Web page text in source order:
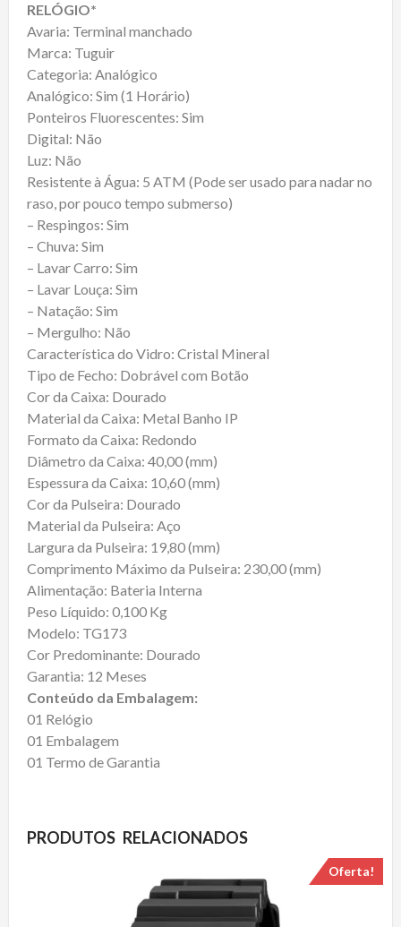
RELÓGIO*
Avaria: Terminal manchado
Marca: Tuguir
Categoria: Analógico
Analógico: Sim (1 Horário)
Ponteiros Fluorescentes: Sim
Digital: Não
Luz: Não
Resistente à Água: 5 ATM (Pode ser usado para nadar no
raso, por pouco tempo submerso)
– Respingos: Sim
– Chuva: Sim
– Lavar Carro: Sim
– Lavar Louça: Sim
– Natação: Sim
– Mergulho: Não
Característica do Vidro: Cristal Mineral
Tipo de Fecho: Dobrável com Botão
Cor da Caixa: Dourado
Material da Caixa: Metal Banho IP
Formato da Caixa: Redondo
Diâmetro da Caixa: 40,00 (mm)
Espessura da Caixa: 10,60 (mm)
Cor da Pulseira: Dourado
Material da Pulseira: Aço
Largura da Pulseira: 19,80 (mm)
Comprimento Máximo da Pulseira: 230,00 (mm)
Alimentação: Bateria Interna
Peso Líquido: 0,100 Kg
Modelo: TG173
Cor Predominante: Dourado
Garantia: 12 Meses
Conteúdo da Embalagem:
01 Relógio
01 Embalagem
01 Termo de Garantia
PRODUTOS RELACIONADOS
Oferta!